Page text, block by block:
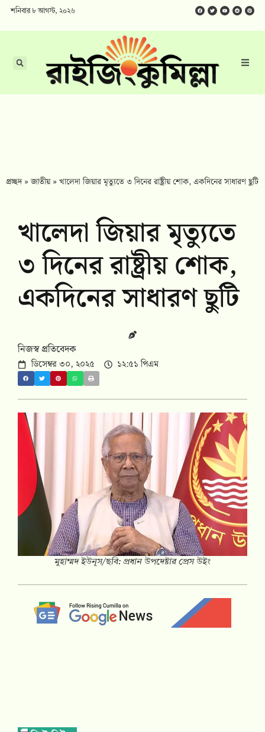
শনিবার ৮ আগস্ট, ২০২৬
প্রচ্ছদ»জাতীয়»খালেদা জিয়ার মৃত্যুতে ৩ দিনের রাষ্ট্রীয় শোক, একদিনের সাধারণ ছুটি
খালেদা জিয়ার মৃত্যুতে
৩ দিনের রাষ্ট্রীয় শোক,
একদিনের সাধারণ ছুটি
নিজস্ব প্রতিবেদক
ডিসেম্বর ৩০, ২০২৫ ১২:৫১ পিএম
মুহাম্মদ ইউনূস/ছবি: প্রধান উপদেষ্টার প্রেস উইং